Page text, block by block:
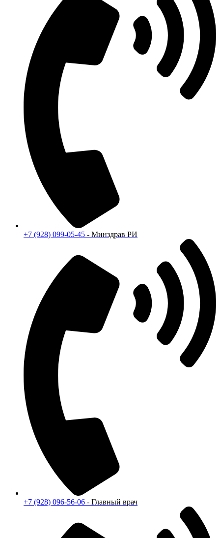
+7 (928) 099-05-45 - Минздрав РИ
+7 (928) 096-56-06 - Главный врач